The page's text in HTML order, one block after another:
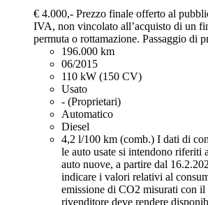
€ 4.000,- Prezzo finale offerto al
IVA, non vincolato all’acquisto di un
permuta o rottamazione. Passaggio di
196.000 km
06/2015
110 kW (150 CV)
Usato
- (Proprietari)
Automatico
Diesel
4,2 l/100 km (comb.) I dati di
le auto usate si intendono riferiti
auto nuove, a partire dal
indicare i valori relativi al
emissione di CO2 misurati con
rivenditore deve rendere